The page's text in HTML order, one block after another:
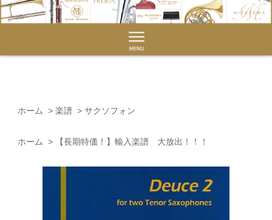
ホーム > 楽譜 > サクソフォン
ホーム > 【長期特価！】輸入楽譜 大放出！！！